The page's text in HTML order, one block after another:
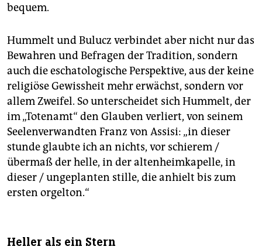
bequem.
Hummelt und Bulucz verbindet aber nicht nur das
Bewahren und Befragen der Tradition, sondern
auch die eschatologische Perspektive, aus der keine
religiöse Gewissheit mehr erwächst, sondern vor
allem Zweifel. So unterscheidet sich Hummelt, der
im „Totenamt“ den Glauben verliert, von seinem
Seelenverwandten Franz von Assisi: „in dieser
stunde glaubte ich an nichts, vor schierem /
übermaß der helle, in der altenheimkapelle, in
dieser / ungeplanten stille, die anhielt bis zum
ersten orgelton.“
Heller als ein Stern